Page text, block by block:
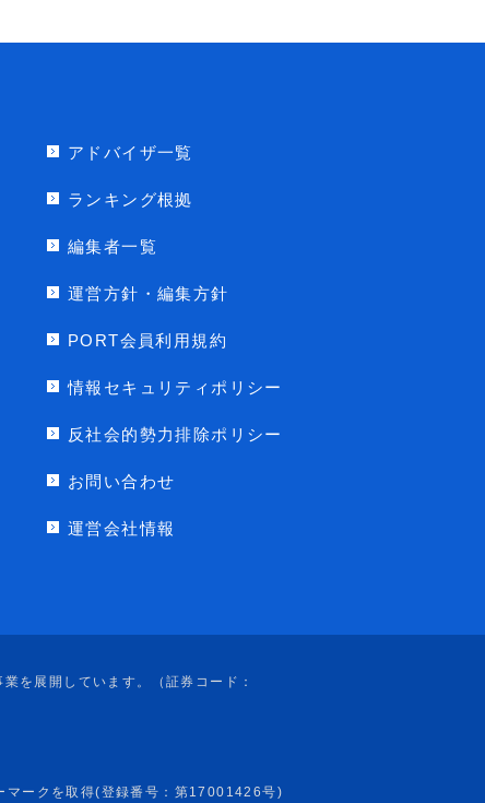
アドバイザ一覧
ランキング根拠
編集者一覧
運営方針・編集方針
PORT会員利用規約
情報セキュリティポリシー
反社会的勢力排除ポリシー
お問い合わせ
運営会社情報